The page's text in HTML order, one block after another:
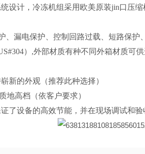
设计，冷冻机组采用欧美原装jin口压
、漏电保护、控制回路过载、短路保
）,外部材质有种不同外箱材质可供
新的外观（推荐此种选择）
地高档（依客户要求）
了设备的高效节能，并在现场调试和验